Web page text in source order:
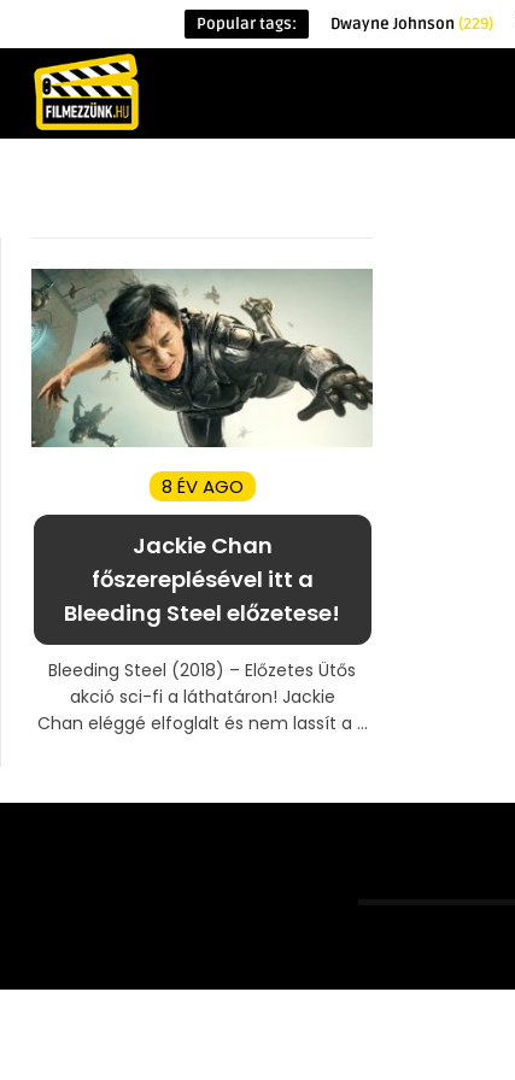
Popular tags: Dwayne Johnson (229)
8 ÉV AGO
Jackie Chan
főszereplésével itt a
Bleeding Steel előzetese!
Bleeding Steel (2018) – Előzetes Ütős
akció sci-fi a láthatáron! Jackie
Chan eléggé elfoglalt és nem lassít a ...